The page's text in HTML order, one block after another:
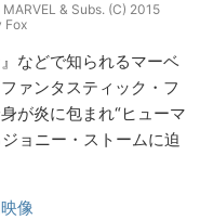
& Subs. (C) 2015
Fox
などで知られるマーベ
ァンタスティック・フ
が炎に包まれ“ヒューマ
ョニー・ストームに迫
像